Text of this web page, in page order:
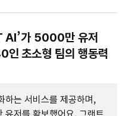
AI’가 5000만 유저
인 초소형 팀의 행동력
하는 서비스를 제공하며,
저를 확보했어요. 그랜트